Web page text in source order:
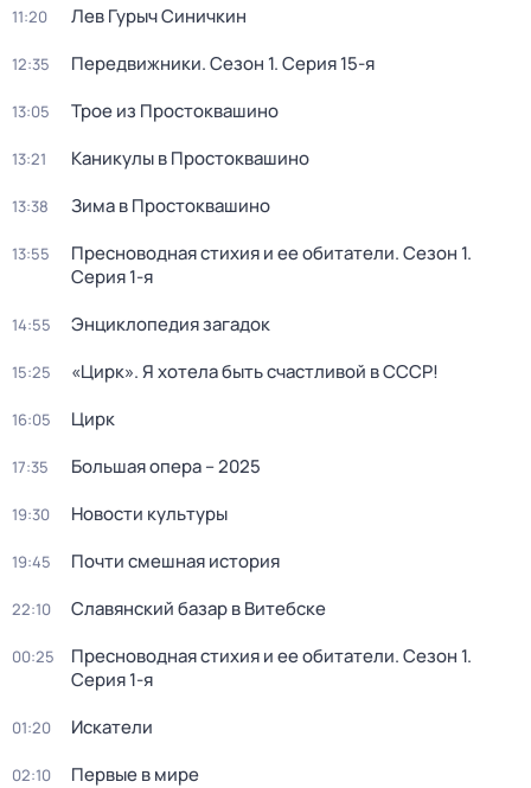
11:20 Лев Гурыч Синичкин
12:35 Передвижники. Сезон 1. Серия 15-я
13:05 Трое из Простоквашино
13:21 Каникулы в Простоквашино
13:38 Зима в Простоквашино
13:55 Пресноводная стихия и ее обитатели. Сезон 1.
Серия 1-я
14:55 Энциклопедия загадок
15:25 «Цирк». Я хотела быть счастливой в СССР!
16:05 Цирк
17:35 Большая опера – 2025
19:30 Новости культуры
19:45 Почти смешная история
22:10 Славянский базар в Витебске
00:25 Пресноводная стихия и ее обитатели. Сезон 1.
Серия 1-я
01:20 Искатели
02:10 Первые в мире